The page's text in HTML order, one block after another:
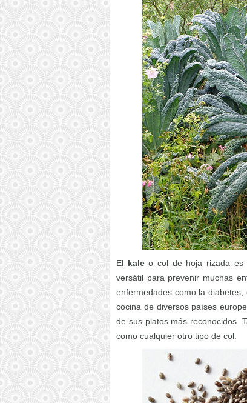
El kaleo col de hoja rizada es
versátil para prevenir muchas
enfermedades como la
cocina de diversos países
de sus platos más reconocidos.
como cualquier otro tipo de col.